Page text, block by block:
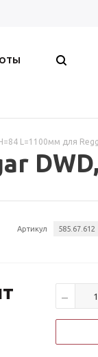
L=1100мм для
Артикул 585.67.612